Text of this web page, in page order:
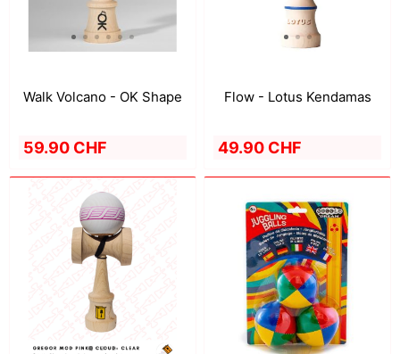
Walk Volcano - OK Shape
59.90 CHF
Flow - Lotus Kendamas
49.90 CHF